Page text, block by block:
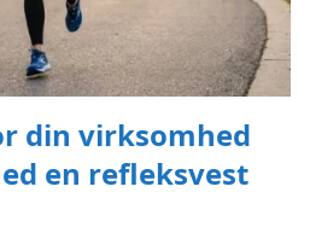
din virksomhed
en refleksvest